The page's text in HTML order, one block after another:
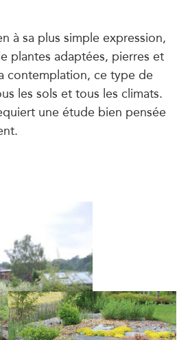
à sa plus simple expression,
plantes adaptées, pierres et
contemplation, ce type de
les sols et tous les climats.
une étude bien pensée